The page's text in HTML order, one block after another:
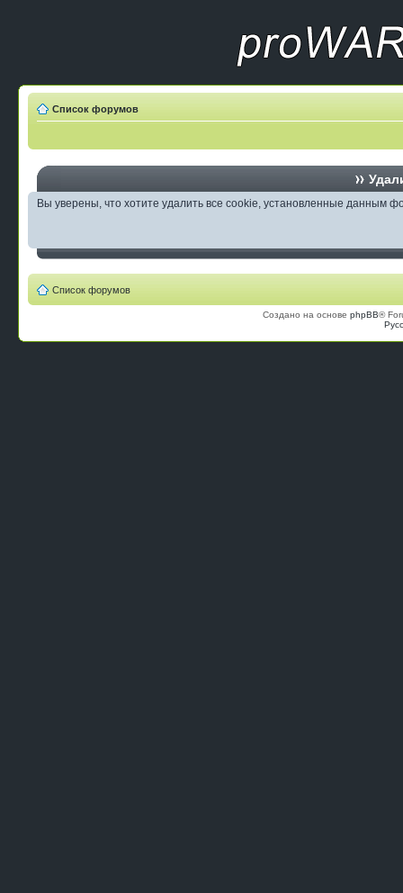
Список форумов
Вы уверены, что хотите удалить все cookie, установленные данным
Список форумов
Создано на основе phpBB®